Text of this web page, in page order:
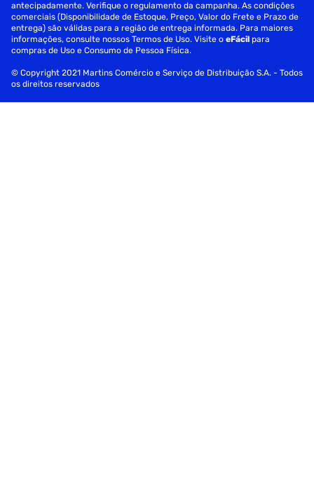
antecipadamente. Verifique o regulamento da campanha. As condições
comerciais (Disponibilidade de Estoque, Preço, Valor do Frete e Prazo de
entrega) são válidas para a região de entrega informada. Para maiores
informações, consulte nossos Termos de Uso. Visite oeFácil para
compras de Uso e Consumo de Pessoa Física.
© Copyright 2021 Martins Comércio e Serviço de Distribuição S.A. - Todos
os direitos reservados